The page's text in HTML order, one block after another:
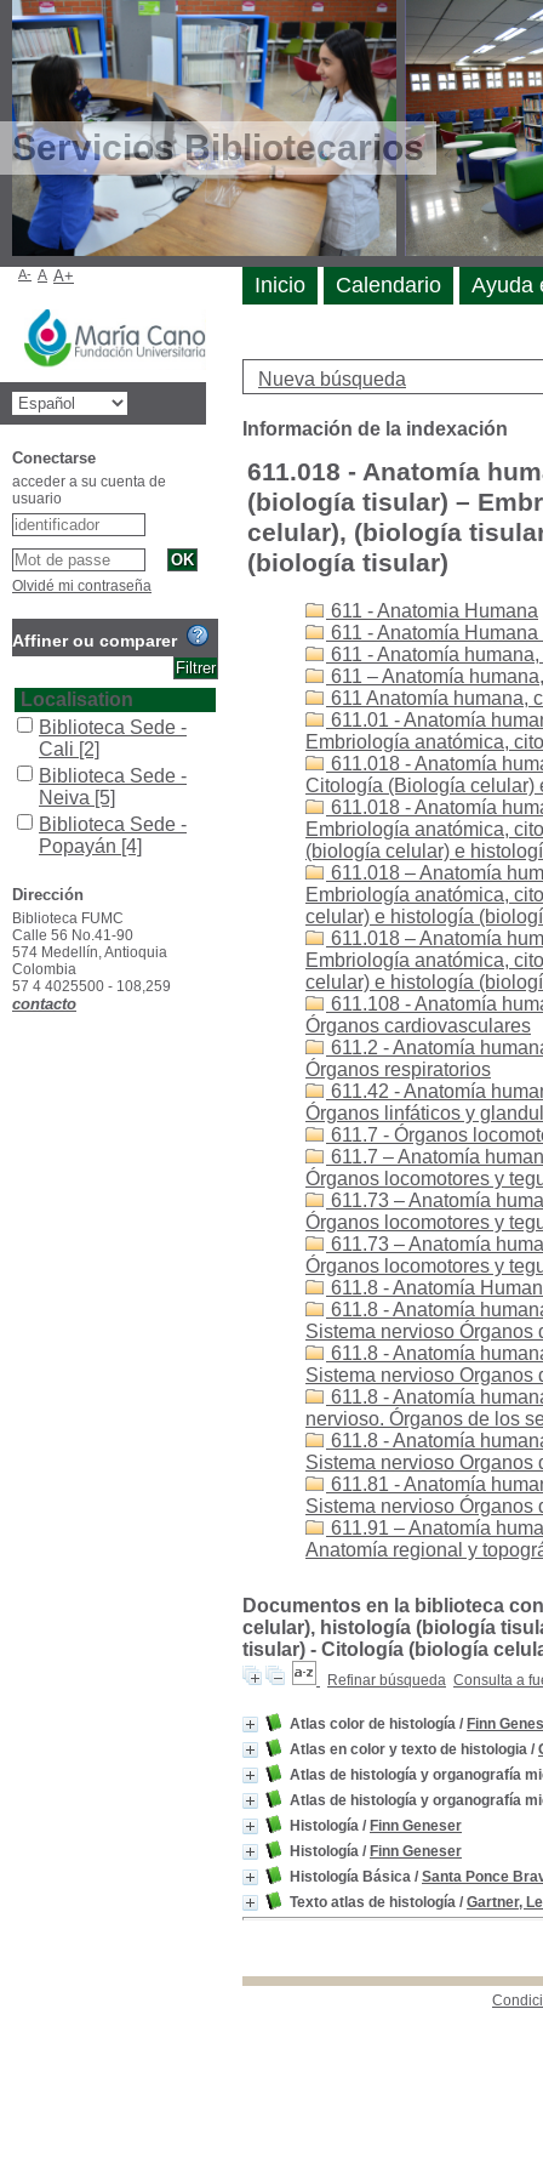
Servicios Bibliotecarios
Nueva búsqueda
Información de la indexación
611.018 - Anatomía
(biología tisular) –
celular), (biología
(biología tisular)
611 - Anatomia Humana
611 - Anatomía
611 - Anatomía
611 – Anatomía
611 Anatomía humana,
611.01 - Anatomía
Embriología anatómica,
611.018 - Anatomía
Citología (Biología celular)
611.018 - Anatomía
Embriología anatómica,
(biología celular) e
611.018 – Anatomía
Embriología anatómica,
celular) e histología
611.018 – Anatomía
Embriología anatómica,
celular) e histología
611.108 - Anatomía
Órganos cardiovasculares
611.2 - Anatomía
Órganos respiratorios
611.42 - Anatomía
Órganos linfáticos y
611.7 - Órganos
611.7 – Anatomía
Órganos locomotores y
611.73 – Anatomía
Órganos locomotores y
611.73 – Anatomía
Órganos locomotores y
611.8 - Anatomía
611.8 - Anatomía
Sistema nervioso Órganos
611.8 - Anatomía
Sistema nervioso Organos
611.8 - Anatomía
nervioso. Órganos de los
611.8 - Anatomía
Sistema nervioso Organos
611.81 - Anatomía
Sistema nervioso Órganos
611.91 – Anatomía
Anatomía regional y
Documentos en la biblioteca
celular), histología (biología
tisular) - Citología (biología
Refinar búsqueda Consulta a
Atlas color de histología / Finn
Atlas en color y texto de histologia /
Atlas de histología y organografía
Atlas de histología y organografía
Histología / Finn Geneser
Histología / Finn Geneser
Histología Básica / Santa Ponce
Texto atlas de histología / Gartner,
Inicio Calendario Ayuda
A- A A+
Conectarse
acceder a su cuenta de
usuario
Olvidé mi contraseña
Affiner ou comparer
Localisation
Biblioteca Sede -
Cali [2]
Biblioteca Sede -
Neiva [5]
Biblioteca Sede -
Popayán [4]
Colección General
[4]
Referencia[4]
Type de document
texto impreso
Dirección
Biblioteca FUMC
Calle 56 No.41-90
574 Medellín, Antioquia
Colombia
57 4 4025500 - 108,259
contacto